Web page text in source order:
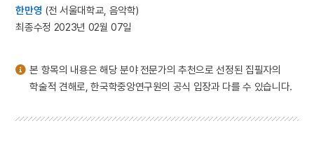
닭띠
5 황후
7
만파식적 설화
한만영 (전 서울대학교, 음악학)
최종수정 2023년 02월 07일
본 항목의 내용은 해당 분야 전문가의 추천으로 선정된 집필자의
학술적 견해로, 한국학중앙연구원의 공식 입장과 다를 수 있습니다.